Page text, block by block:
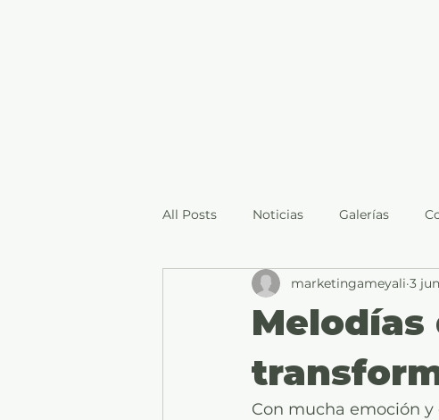
All Posts Noticias Galerías
marketingameyali 3 jun
Con mucha emoción